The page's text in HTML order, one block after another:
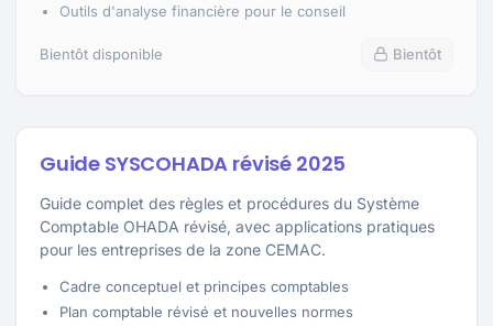
Outils d'analyse financière pour le conseil
Bientôt disponible Bientôt
Guide SYSCOHADA révisé 2025
Guide complet des règles et procédures du Système
Comptable OHADA révisé, avec applications pratiques
pour les entreprises de la zone CEMAC.
Cadre conceptuel et principes comptables
Plan comptable révisé et nouvelles normes